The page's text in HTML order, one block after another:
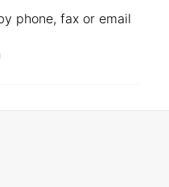
phone, fax or email